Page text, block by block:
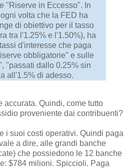
"Riserve in Eccesso". In
volta che la FED ha
di obiettivo per il tasso
tra l'1.25% e l'1.50%), ha
d'interesse che paga
obbligatorie" e sulle
"passati dallo 0.25% sin
all'1.5% di adesso.
accurata. Quindi, come tutto
proveniente dai contribuenti?
i suoi costi operativi. Quindi paga
a dire, alle grandi banche
che possiedono le 12 banche
$784 milioni. Spiccioli. Paga